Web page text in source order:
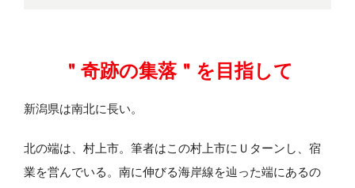
＂奇跡の集落＂を目指して
新潟県は南北に長い。
北の端は、村上市。筆者はこの村上市にＵターンし、宿
業を営んでいる。南に伸びる海岸線を辿った端にあるの